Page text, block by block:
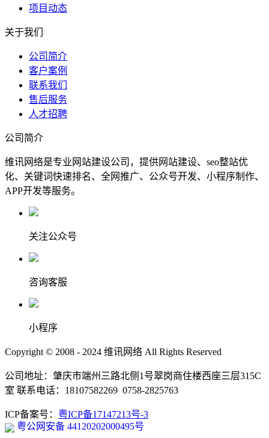
项目动态
关于我们
公司简介
客户案例
联系我们
售后服务
人才招聘
公司简介
维讯网络是专业网站建设公司，提供网站建设、seo整站优
化、关键词快速排名、全网推广、公众号开发、小程序制作、
APP开发等服务。
关注公众号
咨询客服
小程序
Copyright © 2008 - 2024 维讯网络 All Rights Reserved
公司地址：肇庆市端州三路北侧1号翠岗商住楼西座三层315C
室 联系电话：18107582269 0758-2825763
ICP备案号： 粤ICP备17147213号-3
粤公网安备 44120202000495号